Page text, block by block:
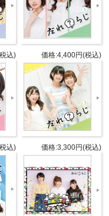
)
込) 価格:4,400円(税込)
込) 価格:3,300円(税込)